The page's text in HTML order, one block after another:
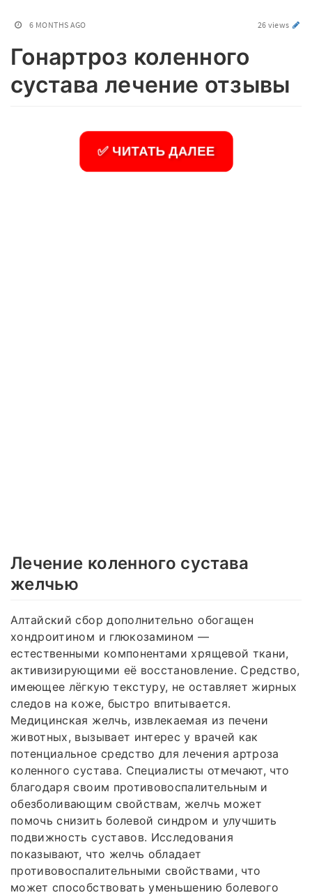
6 MONTHS AGO 26 views
Гонартроз коленного
сустава лечение отзывы
✅ ЧИТАТЬ ДАЛЕЕ
Лечение коленного сустава
желчью
Алтайский сбор дополнительно обогащен
хондроитином и глюкозамином —
естественными компонентами хрящевой ткани,
активизирующими её восстановление. Средство,
имеющее лёгкую текстуру, не оставляет жирных
следов на коже, быстро впитывается.
Медицинская желчь, извлекаемая из печени
животных, вызывает интерес у врачей как
потенциальное средство для лечения артроза
коленного сустава. Специалисты отмечают, что
благодаря своим противовоспалительным и
обезболивающим свойствам, желчь может
помочь снизить болевой синдром и улучшить
подвижность суставов. Исследования
показывают, что желчь обладает
противовоспалительными свойствами, что
может способствовать уменьшению болевого